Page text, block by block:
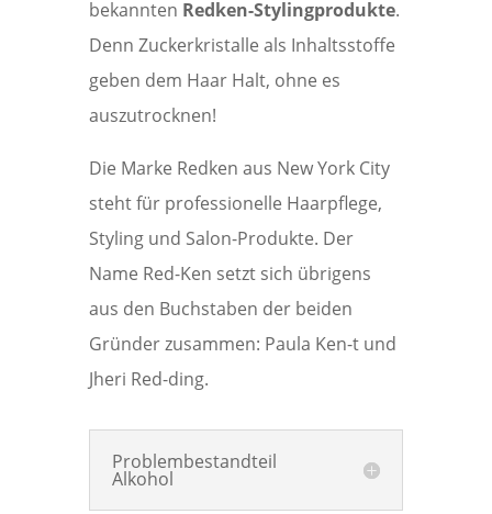
bekannten Redken-Stylingprodukte.
Denn Zuckerkristalle als Inhaltsstoffe
geben dem Haar Halt, ohne es
auszutrocknen!
Die Marke Redken aus New York City
steht für professionelle Haarpflege,
Styling und Salon-Produkte. Der
Name Red-Ken setzt sich übrigens
aus den Buchstaben der beiden
Gründer zusammen: Paula Ken-t und
Jheri Red-ding.
Problembestandteil
Alkohol